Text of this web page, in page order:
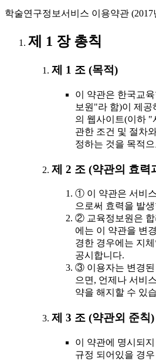
학술연구정보서비스 이용약관
제 1 장 총칙
제 1 조 (목적)
이 약관은 한국교
보원"라 함)이 제
의 웹사이트(이하 "
관한 조건 및 절차
정하는 것을 목적
제 2 조 (약관의 효력
① 이 약관은 서비
으로써 효력을 발
② 교육정보원은 합
에는 이 약관을 변
경한 경우에는 지
공시합니다.
③ 이용자는 변경된
으면, 언제나 서비
약을 해지할 수 있
제 3 조 (약관외 준칙)
이 약관에 명시되
규정 되어있을 경